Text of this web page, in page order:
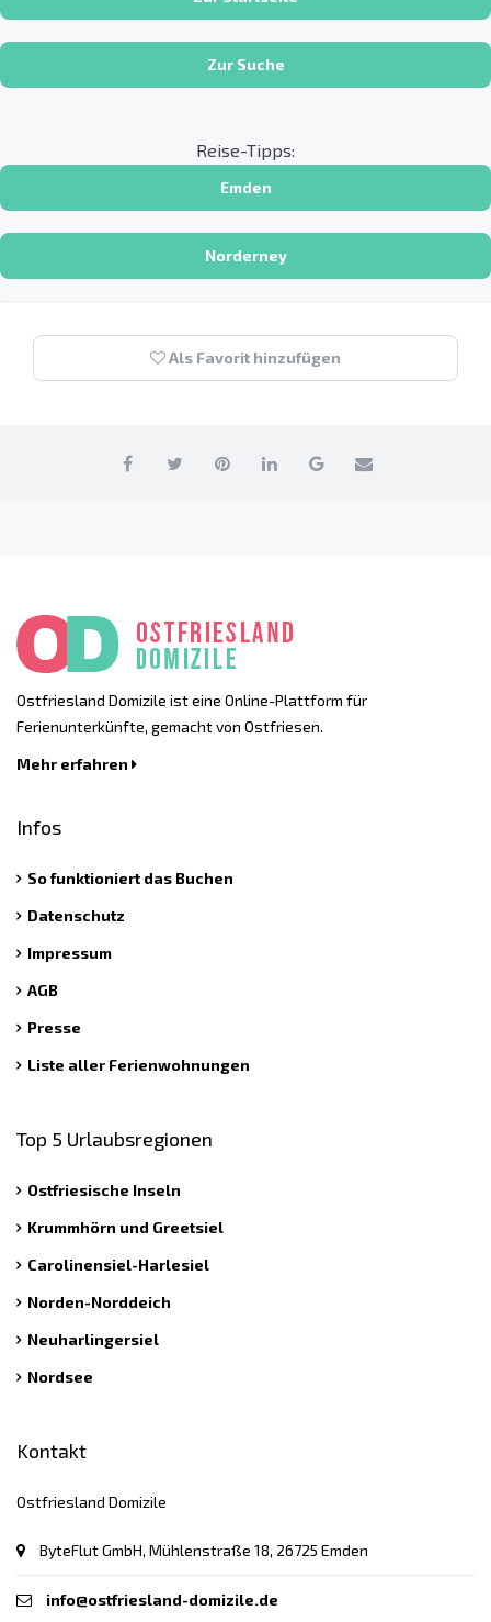
Zur Suche
Reise-Tipps:
Emden
Norderney
Als Favorit hinzufügen
Ostfriesland Domizile ist eine Online-Plattform für
Ferienunterkünfte, gemacht von Ostfriesen.
Mehr erfahren
Infos
So funktioniert das Buchen
Datenschutz
Impressum
AGB
Presse
Liste aller Ferienwohnungen
Top 5 Urlaubsregionen
Ostfriesische Inseln
Krummhörn und Greetsiel
Carolinensiel-Harlesiel
Norden-Norddeich
Neuharlingersiel
Nordsee
Kontakt
Ostfriesland Domizile
ByteFlut GmbH, Mühlenstraße 18, 26725 Emden
info@ostfriesland-domizile.de